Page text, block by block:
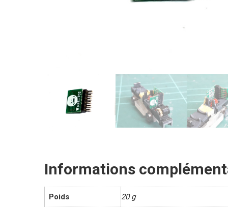
Informations
Poids 20 g